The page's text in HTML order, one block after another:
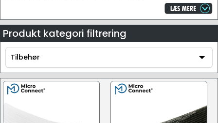
Produkt kategori filtrering
Tilbehør
Tilbehør